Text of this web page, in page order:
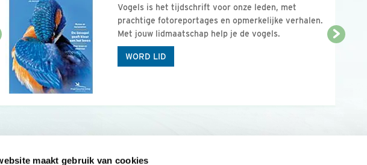
maakt gebruik van cookies
Vogels is het tijdschrift voor onze leden, met
prachtige fotoreportages en opmerkelijke verhalen.
Met jouw lidmaatschap help je de vogels.
WORD LID